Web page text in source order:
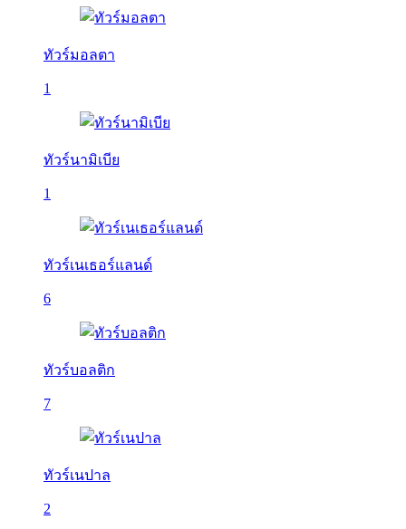
ทัวร์มอลตา
1
ทัวร์นามิเบีย
1
ทัวร์เนเธอร์แลนด์
6
ทัวร์บอลติก
7
ทัวร์เนปาล
2